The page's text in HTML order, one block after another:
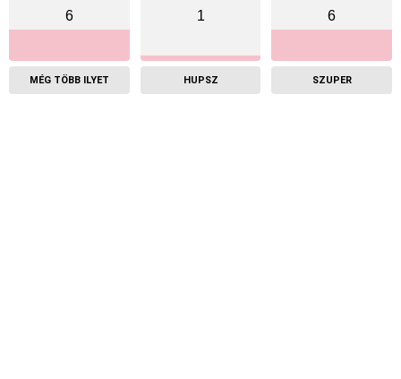
6
MÉG TÖBB ILYET
1
HUPSZ
6
SZUPER